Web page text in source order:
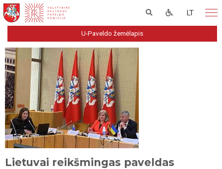
LT
U-Paveldo žemėlapis
Lietuvai reikšmingas paveldas